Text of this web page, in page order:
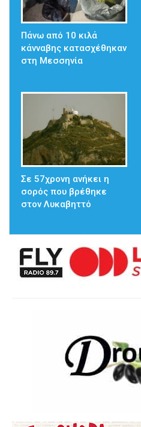
Πάνω από 10 κιλά
κάνναβης κατασχέθηκαν
στη Μεσσηνία
Σε 57χρονη ανήκει η
σορός που βρέθηκε
στον Λυκαβηττό